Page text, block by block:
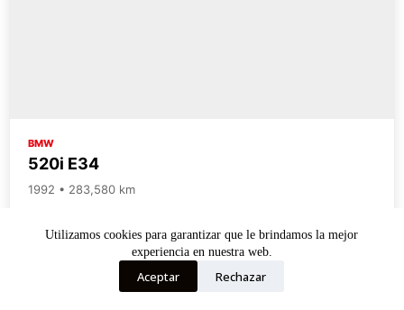
Utilizamos cookies para garantizar que le brindamos la mejor
experiencia en nuestra web.
Aceptar Rechazar
BMW
520i E34
1992 • 283,580 km
6,000 € Ver más